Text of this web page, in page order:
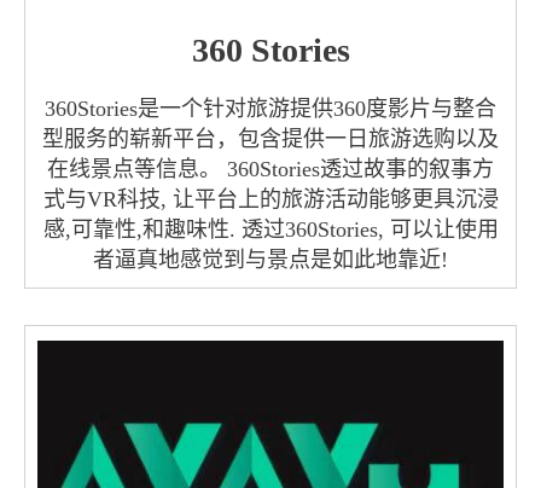
360 Stories
360Stories是一个针对旅游提供360度影片与整合
型服务的崭新平台，包含提供一日旅游选购以及
在线景点等信息。 360Stories透过故事的叙事方
式与VR科技, 让平台上的旅游活动能够更具沉浸
感,可靠性,和趣味性. 透过360Stories, 可以让使用
者逼真地感觉到与景点是如此地靠近!